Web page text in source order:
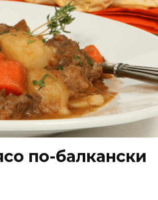
по-балкански